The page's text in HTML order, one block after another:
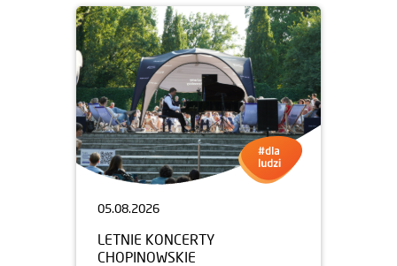
05.08.2026
LETNIE KONCERTY
CHOPINOWSKIE